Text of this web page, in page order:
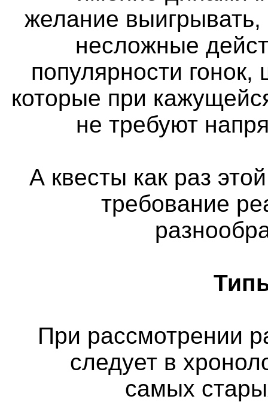
желание
несложные
популярности
которые при
не требуют
А квесты как раз
требование
При рассмотрении
следует в
самых